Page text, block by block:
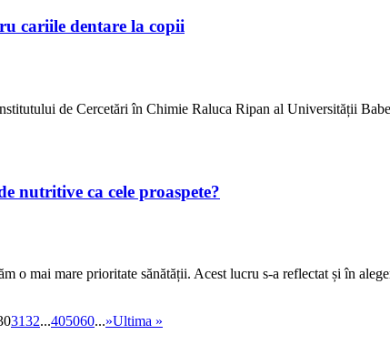
cariile dentare la copii
de Cercetări în Chimie Raluca Ripan al Universității
nutritive ca cele proaspete?
o mai mare prioritate sănătății. Acest lucru s-a reflectat și în
3132...405060...»Ultima »